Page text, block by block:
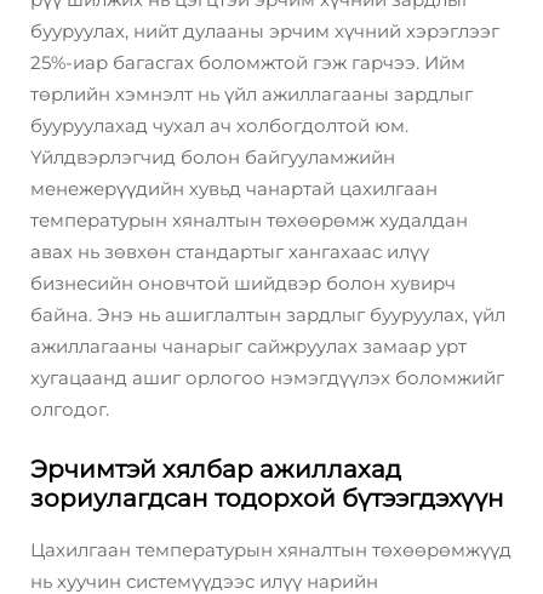
бууруулах, нийт дулааны эрчим хүчний хэрэглээг
25%-иар багасгах боломжтой гэж гарчээ. Ийм
төрлийн хэмнэлт нь үйл ажиллагааны зардлыг
бууруулахад чухал ач холбогдолтой юм.
Үйлдвэрлэгчид болон байгууламжийн
менежерүүдийн хувьд чанартай цахилгаан
температурын хяналтын төхөөрөмж худалдан
авах нь зөвхөн стандартыг хангахаас илүү
бизнесийн оновчтой шийдвэр болон хувирч
байна. Энэ нь ашиглалтын зардлыг бууруулах, үйл
ажиллагааны чанарыг сайжруулах замаар урт
хугацаанд ашиг орлогоо нэмэгдүүлэх боломжийг
олгодог.
Эрчимтэй хялбар ажиллахад
зориулагдсан тодорхой бүтээгдэхүүн
Цахилгаан температурын хяналтын төхөөрөмжүүд
нь хуучин системүүдээс илүү нарийн